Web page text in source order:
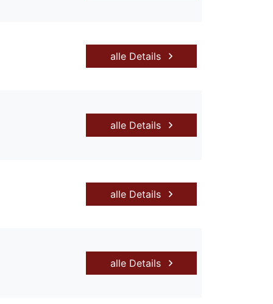
alle Details
alle Details
alle Details
alle Details